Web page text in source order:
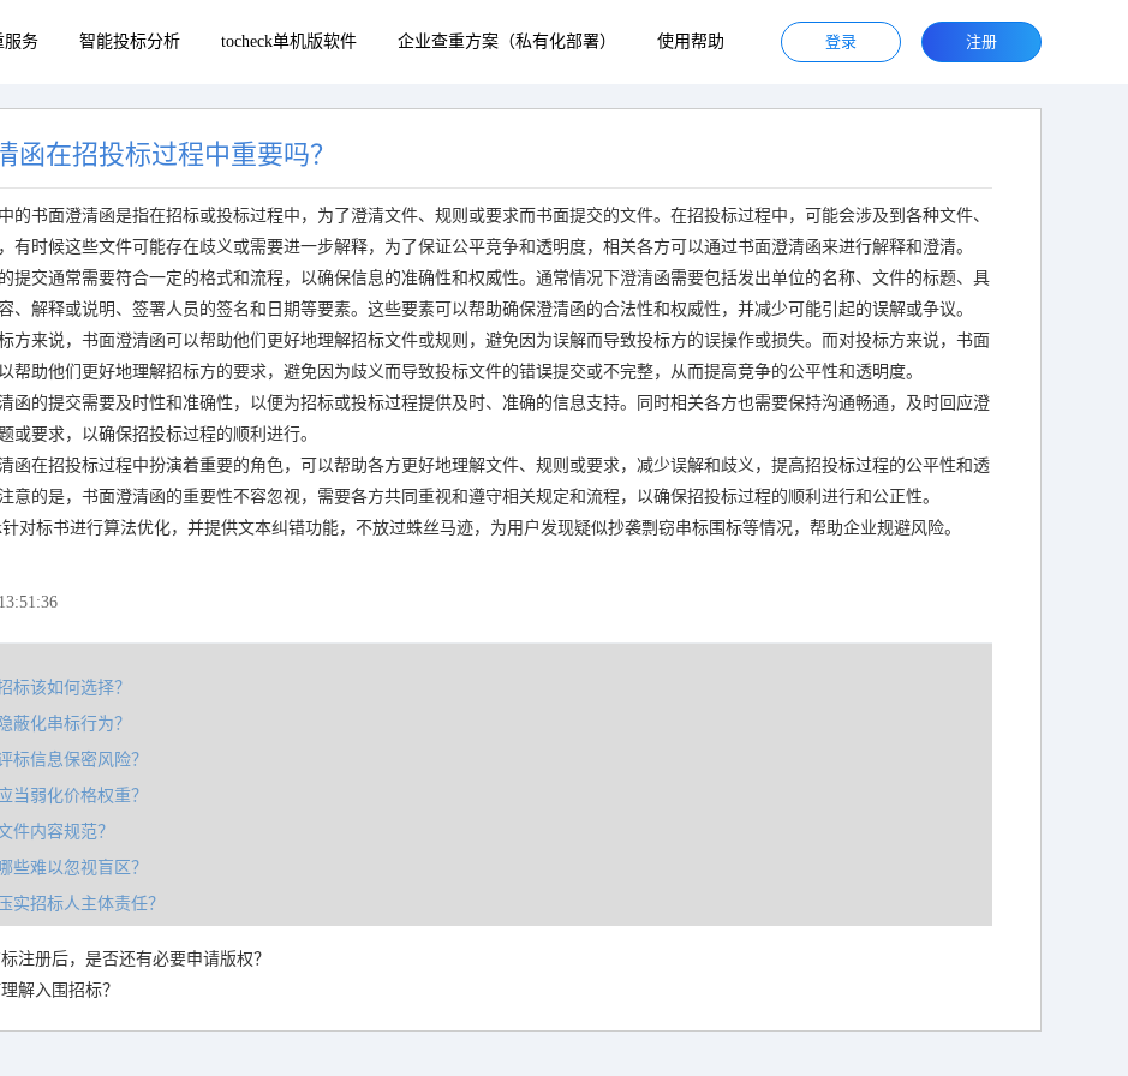
服务 智能投标分析 tocheck单机版软件 企业查重方案（私有化部署） 使用帮助 登录 注册
函在招投标过程中重要吗？
的书面澄清函是指在招标或投标过程中，为了澄清文件、规则或要求而书面提交的文件。在招投标过程中，可能会涉及到各种文件、
有时候这些文件可能存在歧义或需要进一步解释，为了保证公平竞争和透明度，相关各方可以通过书面澄清函来进行解释和澄清。
提交通常需要符合一定的格式和流程，以确保信息的准确性和权威性。通常情况下澄清函需要包括发出单位的名称、文件的标题、具
、解释或说明、签署人员的签名和日期等要素。这些要素可以帮助确保澄清函的合法性和权威性，并减少可能引起的误解或争议。
方来说，书面澄清函可以帮助他们更好地理解招标文件或规则，避免因为误解而导致投标方的误操作或损失。而对投标方来说，书面
帮助他们更好地理解招标方的要求，避免因为歧义而导致投标文件的错误提交或不完整，从而提高竞争的公平性和透明度。
函的提交需要及时性和准确性，以便为招标或投标过程提供及时、准确的信息支持。同时相关各方也需要保持沟通畅通，及时回应澄
或要求，以确保招投标过程的顺利进行。
函在招投标过程中扮演着重要的角色，可以帮助各方更好地理解文件、规则或要求，减少误解和歧义，提高招投标过程的公平性和透
意的是，书面澄清函的重要性不容忽视，需要各方共同重视和遵守相关规定和流程，以确保招投标过程的顺利进行和公正性。
针对标书进行算法优化，并提供文本纠错功能，不放过蛛丝马迹，为用户发现疑似抄袭剽窃串标围标等情况，帮助企业规避风险。
标该如何选择？
蔽化串标行为？
标信息保密风险？
当弱化价格权重？
件内容规范？
些难以忽视盲区？
实招标人主体责任？
注册后，是否还有必要申请版权？
解入围招标？